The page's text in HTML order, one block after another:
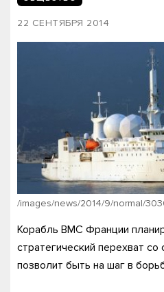
22 СЕНТЯБРЯ 2014
/images/news/2014/9/normal/
Корабль ВМС Франции
стратегический перехват со
позволит быть на шаг в